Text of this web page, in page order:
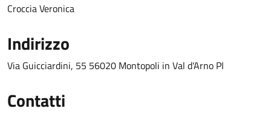
Croccia Veronica
Indirizzo
Via Guicciardini, 55 56020 Montopoli in Val d'Arno PI
Contatti